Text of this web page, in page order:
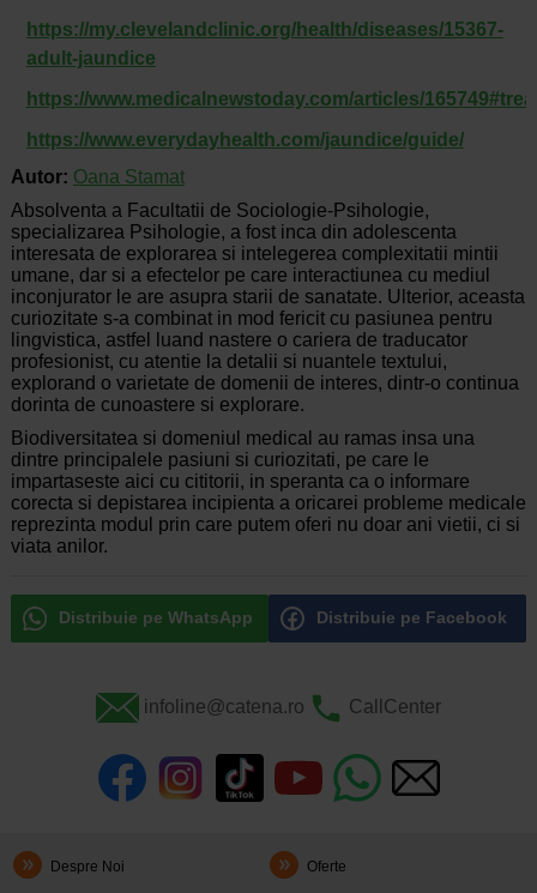
https://my.clevelandclinic.org/health/diseases/15367-
adult-jaundice
https://www.medicalnewstoday.com/articles/
https://www.everydayhealth.com/jaundice/guide/
Autor: Oana Stamat
Absolventa a Facultatii de Sociologie-Psihologie,
specializarea Psihologie, a fost inca din adolescenta
interesata de explorarea si intelegerea complexitatii mintii
umane, dar si a efectelor pe care interactiunea cu mediul
inconjurator le are asupra starii de sanatate. Ulterior, aceasta
curiozitate s-a combinat in mod fericit cu pasiunea pentru
lingvistica, astfel luand nastere o cariera de traducator
profesionist, cu atentie la detalii si nuantele textului,
explorand o varietate de domenii de interes, dintr-o continua
dorinta de cunoastere si explorare.
Biodiversitatea si domeniul medical au ramas insa una
dintre principalele pasiuni si curiozitati, pe care le
impartaseste aici cu cititorii, in speranta ca o informare
corecta si depistarea incipienta a oricarei probleme medicale
reprezinta modul prin care putem oferi nu doar ani vietii, ci si
viata anilor.
Distribuie pe WhatsApp Distribuie pe Facebook
infoline@catena.ro CallCenter
Despre Noi Oferte